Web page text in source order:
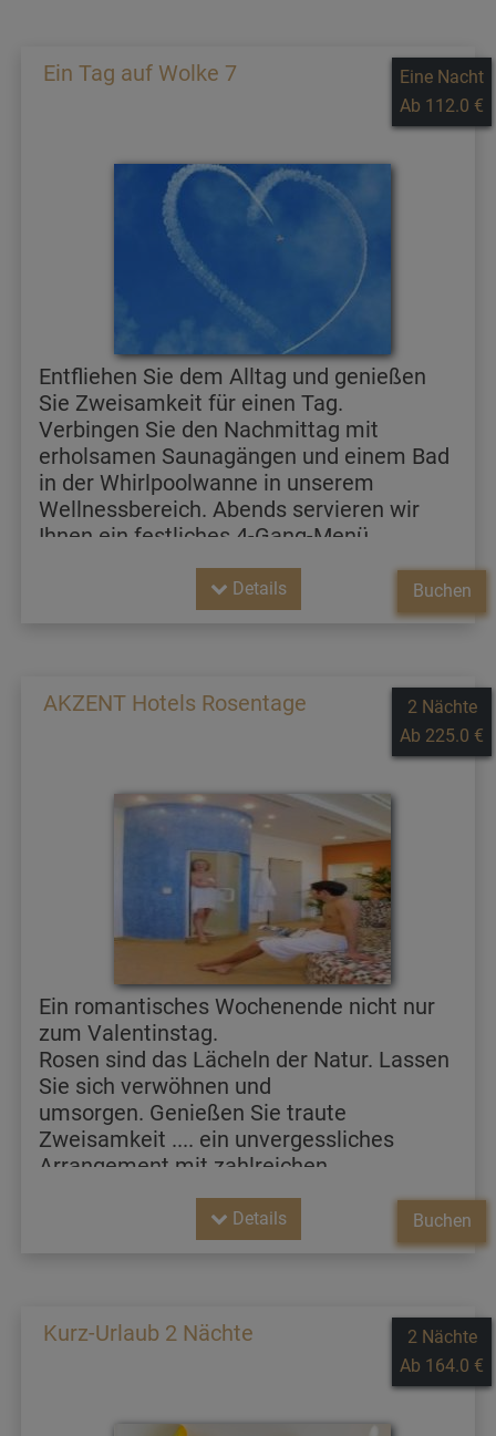
Ein Tag auf Wolke 7
Eine Nacht
Ab 112.0 €
Entfliehen Sie dem Alltag und genießen
Sie Zweisamkeit für einen Tag.
Verbingen Sie den Nachmittag mit
erholsamen Saunagängen und einem Bad
in der Whirlpoolwanne in unserem
Wellnessbereich. Abends servieren wir
Ihnen ein festliches 4-Gang-Menü.
Buchen
Details
AKZENT Hotels Rosentage
2 Nächte
Ab 225.0 €
Ein romantisches Wochenende nicht nur
zum Valentinstag.
Rosen sind das Lächeln der Natur. Lassen
Sie sich verwöhnen und
umsorgen. Genießen Sie traute
Zweisamkeit .... ein unvergessliches
Arrangement mit zahlreichen
Überraschungen.
Buchen
Details
Kurz-Urlaub 2 Nächte
2 Nächte
Ab 164.0 €